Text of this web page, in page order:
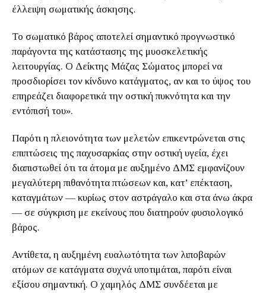
έλλειψη σωματικής άσκησης.
Το σωματικό βάρος αποτελεί σημαντικό προγνωστικό
παράγοντα της κατάστασης της μυοσκελετικής
λειτουργίας. Ο Δείκτης Μάζας Σώματος μπορεί να
προσδιορίσει τον κίνδυνο κατάγματος, αν και το ύψος του
επηρεάζει διαφορετικά την οστική πυκνότητα και την
εντόπισή του».
Παρότι η πλειονότητα των μελετών επικεντρώνεται στις
επιπτώσεις της παχυσαρκίας στην οστική υγεία, έχει
διαπιστωθεί ότι τα άτομα με αυξημένο ΔΜΣ εμφανίζουν
μεγαλύτερη πιθανότητα πτώσεων και, κατ’ επέκταση,
καταγμάτων — κυρίως στον αστράγαλο και στα άνω άκρα
— σε σύγκριση με εκείνους που διατηρούν φυσιολογικό
βάρος.
Αντίθετα, η αυξημένη ευαλωτότητα των λιποβαρών
ατόμων σε κατάγματα συχνά υποτιμάται, παρότι είναι
εξίσου σημαντική. Ο χαμηλός ΔΜΣ συνδέεται με